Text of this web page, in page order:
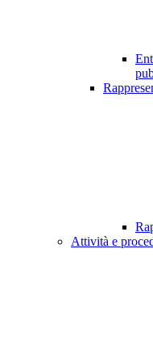
Attività e